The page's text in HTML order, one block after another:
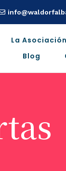
La Asociación
Blog